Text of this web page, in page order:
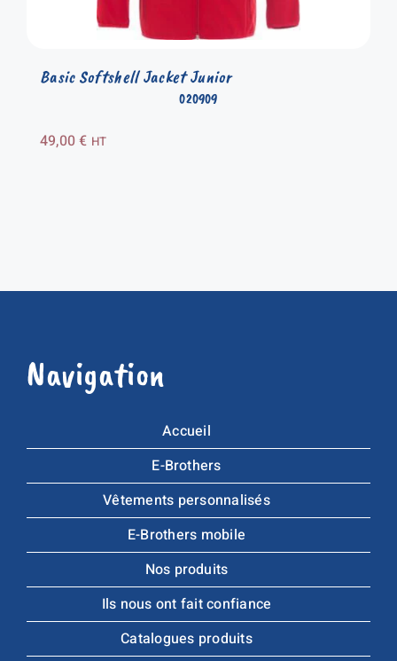
020909
Basic Softshell Jacket Junior
49,00€ HT
Navigation
Accueil
E-Brothers
Vêtements personnalisés
E-Brothers mobile
Nos produits
Ils nous ont fait confiance
Catalogues produits